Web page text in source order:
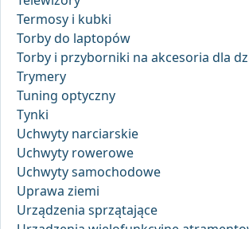
Termosy i kubki
Torby do laptopów
Torby i przyborniki na akcesoria dla
Trymery
Tuning optyczny
Tynki
Uchwyty narciarskie
Uchwyty rowerowe
Uchwyty samochodowe
Uprawa ziemi
Urządzenia sprzątające